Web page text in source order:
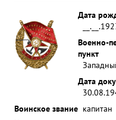
Дата
Военно-
пункт
Дата
Воинское звание капитан